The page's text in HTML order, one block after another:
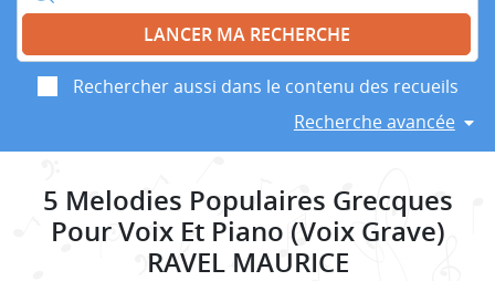
Rechercher aussi dans le contenu des recueils
Recherche avancée
5 Melodies Populaires Grecques
Pour Voix Et Piano (Voix Grave)
RAVEL MAURICE